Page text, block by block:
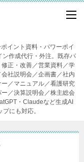
イント資料・パワーポイ
作成代行・外注。既存パ
正・改善／営業資料／学
社説明会／企画書／社内
／マニュアル／看護研究
／決算説明会／株主総会
・Claudeなど生成AI
にも対応。